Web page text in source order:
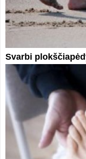
Svarbi